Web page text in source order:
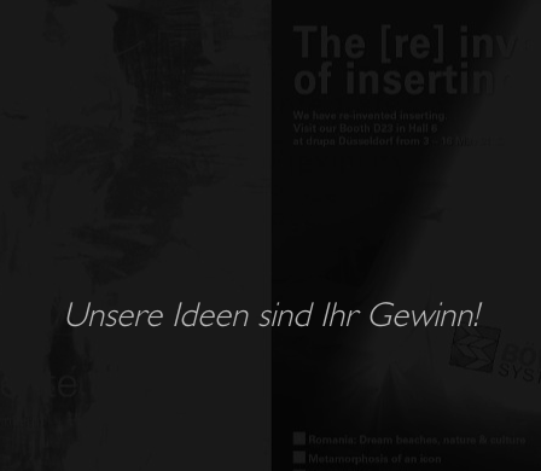
Unsere Ideen sind Ihr Gewinn!